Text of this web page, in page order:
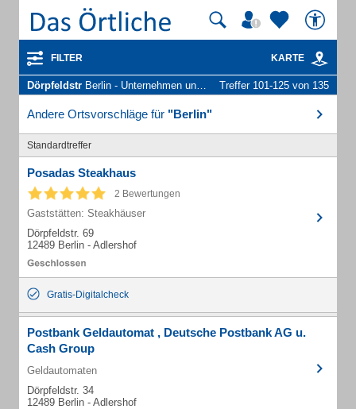
FILTER KARTE
Dörpfeldstr Berlin - Unternehmen und Personen Treffer 101-125 von 135
Andere Ortsvorschläge für "Berlin"
Standardtreffer
Posadas Steakhaus
2 Bewertungen
Gaststätten: Steakhäuser
Dörpfeldstr. 69
12489 Berlin - Adlershof
Gratis-Digitalcheck
Postbank Geldautomat , Deutsche Postbank AG u.
Cash Group
Geldautomaten
Dörpfeldstr. 34
12489 Berlin - Adlershof